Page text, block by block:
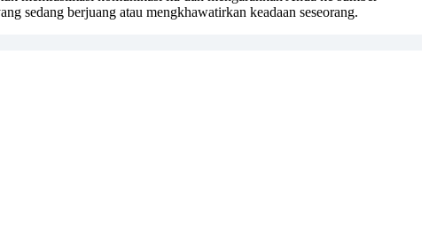
sedang berjuang atau mengkhawatirkan keadaan seseorang.